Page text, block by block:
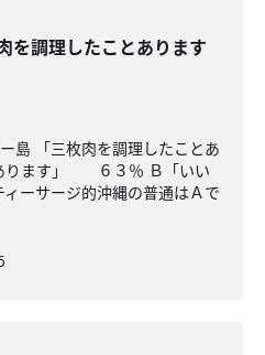
を調理したことあります
島 「三枚肉を調理したことあ
ります」 ６３％ Ｂ「いい
ーサージ的沖縄の普通はＡで